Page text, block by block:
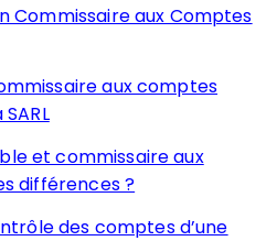
Commissaire aux Comptes
aux comptes
et commissaire aux
différences ?
des comptes d’une